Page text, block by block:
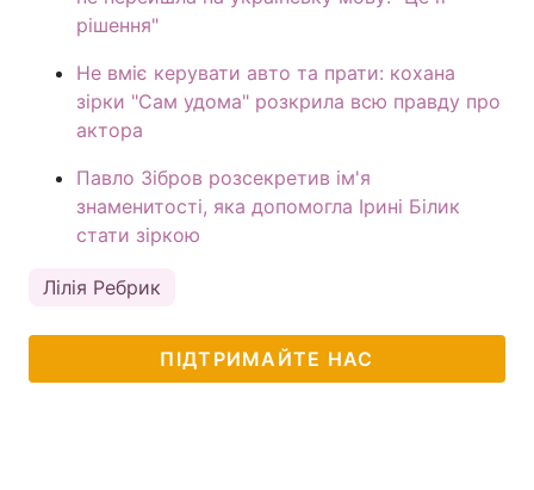
рішення"
Не вміє керувати авто та прати: кохана
зірки "Сам удома" розкрила всю правду про
актора
Павло Зібров розсекретив ім'я
знаменитості, яка допомогла Ірині Білик
стати зіркою
Лілія Ребрик
ПІДТРИМАЙТЕ НАС